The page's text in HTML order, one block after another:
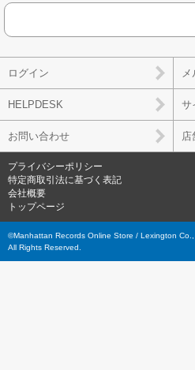
ログイン メ
HELPDESK サ
お問い合わせ 店
プライバシーポリシー
特定商取引法に基づく表記
会社概要
トップページ
©Manhattan Records Online Store / Lexington Co.,
All Rights Reserved.